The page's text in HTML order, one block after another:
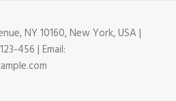
NY 10160, New York, USA |
456 | Email: